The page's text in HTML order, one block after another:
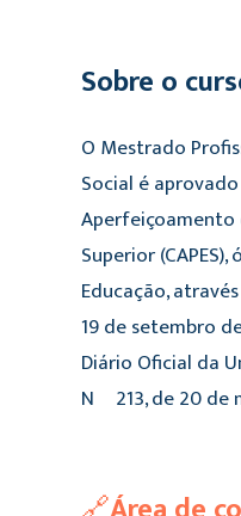
Sobre o
O Mestrado
Social é
Aperfeiçoamento
Superior
Educação,
19 de setembro
Diário Oficial da
Nº 213, de 20 de